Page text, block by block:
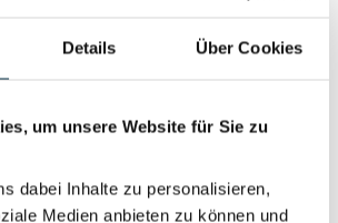
Details Über Cookies
um unsere Website für Sie zu
dabei Inhalte zu personalisieren,
Medien anbieten zu können und
anfragen